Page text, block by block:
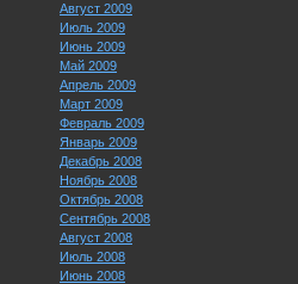
Август 2009
Июль 2009
Июнь 2009
Май 2009
Апрель 2009
Март 2009
Февраль 2009
Январь 2009
Декабрь 2008
Ноябрь 2008
Октябрь 2008
Сентябрь 2008
Август 2008
Июль 2008
Июнь 2008